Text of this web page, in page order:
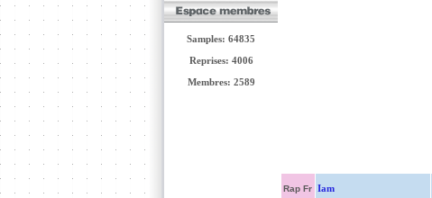
Samples: 64835
Reprises: 4006
Membres: 2589
Rap Fr Iam